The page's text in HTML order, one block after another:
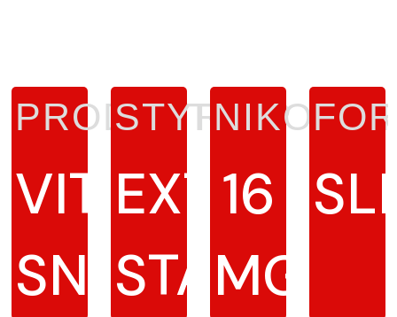
PRODUKTTYP
VITT
SNUS
STYRKA
EXTRA
STARK
16
MG/G